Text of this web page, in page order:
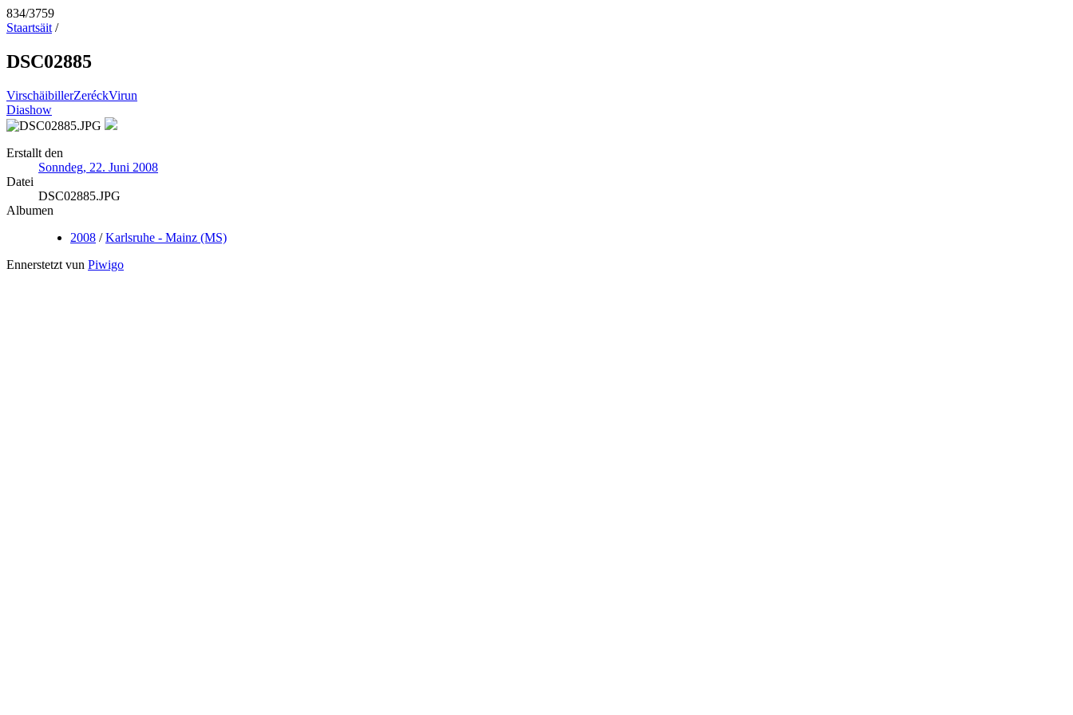
834/3759
Staartsäit /
DSC02885
VirschäibillerZeréckVirun
Diashow
Erstallt den
Sonndeg, 22. Juni 2008
Datei
DSC02885.JPG
Albumen
2008 /Karlsruhe - Mainz (MS)
Ennerstetzt vun Piwigo